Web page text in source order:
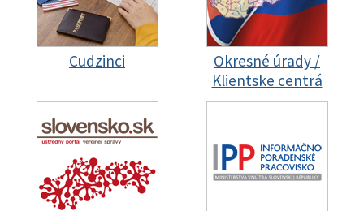
Cudzinci
Okresné úrady /
Klientske centrá